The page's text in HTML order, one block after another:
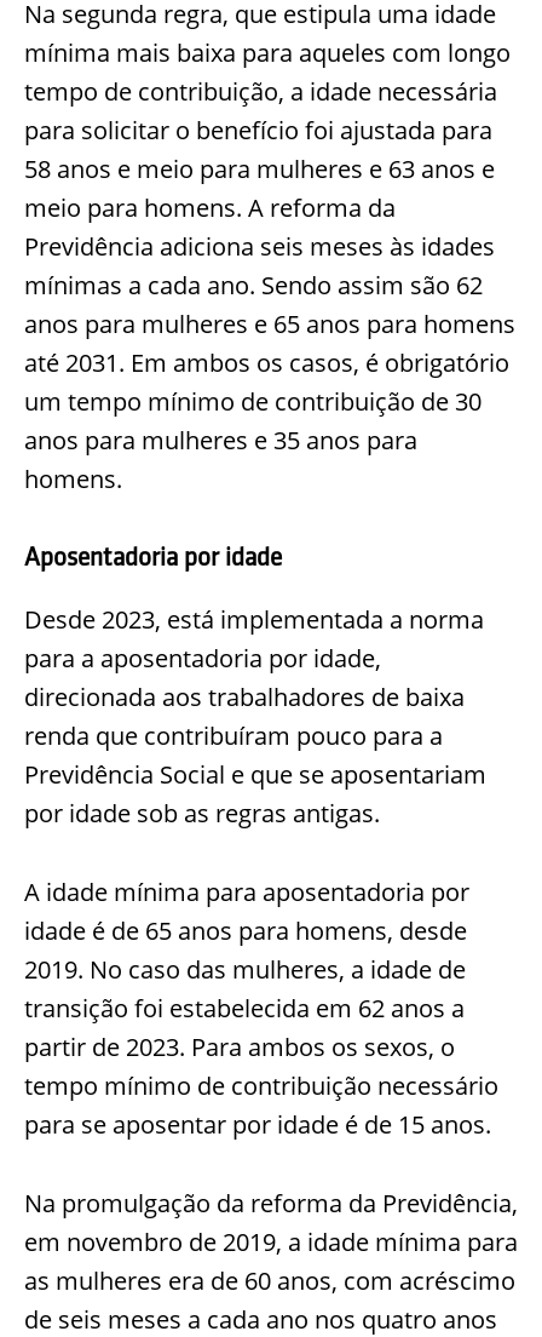
Na segunda regra, que estipula uma idade
mínima mais baixa para aqueles com longo
tempo de contribuição, a idade necessária
para solicitar o benefício foi ajustada para
58 anos e meio para mulheres e 63 anos e
meio para homens. A reforma da
Previdência adiciona seis meses às idades
mínimas a cada ano. Sendo assim são 62
anos para mulheres e 65 anos para homens
até 2031. Em ambos os casos, é obrigatório
um tempo mínimo de contribuição de 30
anos para mulheres e 35 anos para
homens.
Aposentadoria por idade
Desde 2023, está implementada a norma
para a aposentadoria por idade,
direcionada aos trabalhadores de baixa
renda que contribuíram pouco para a
Previdência Social e que se aposentariam
por idade sob as regras antigas.
A idade mínima para aposentadoria por
idade é de 65 anos para homens, desde
2019. No caso das mulheres, a idade de
transição foi estabelecida em 62 anos a
partir de 2023. Para ambos os sexos, o
tempo mínimo de contribuição necessário
para se aposentar por idade é de 15 anos.
Na promulgação da reforma da Previdência,
em novembro de 2019, a idade mínima para
as mulheres era de 60 anos, com acréscimo
de seis meses a cada ano nos quatro anos